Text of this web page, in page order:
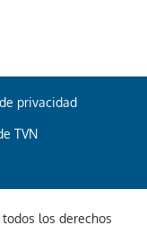
privacidad
TVN
los derechos